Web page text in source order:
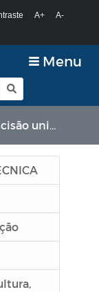
A+
A-
Menu
unilateral